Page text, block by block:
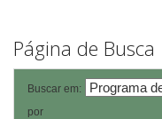
Página de Busca
Buscar em:
por